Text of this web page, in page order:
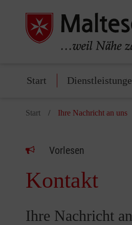
Start
Start Ihre Nachricht an uns
Vorlesen
Kontakt
Ihre Nachricht